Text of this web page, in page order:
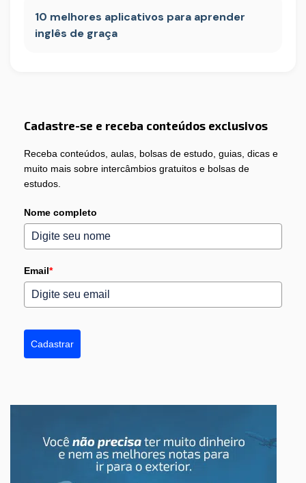
10 melhores aplicativos para aprender
inglês de graça
Cadastre-se e receba conteúdos exclusivos
Receba conteúdos, aulas, bolsas de estudo, guias, dicas e
muito mais sobre intercâmbios gratuitos e bolsas de
estudos.
Nome completo
Email*
Cadastrar